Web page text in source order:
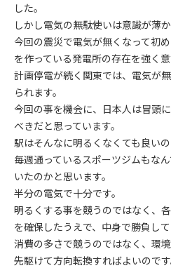
した。
しかし電気の無駄使いは意識が薄
今回の震災で電気が無くなって初
を作っている発電所の存在を強く意
計画停電が続く関東では、電気が
られます。
今回の事を機会に、日本人は冒頭
べきだと思っています。
駅はそんなに明るくなくても良いの
毎週通っているスポーツジムもな
いたのかと思います。
半分の電気で十分です。
明るくする事を競うのではなく、
を確保したうえで、中身で勝負して
消費の多さで競うのではなく、環
先駆けて方向転換すればよいのです